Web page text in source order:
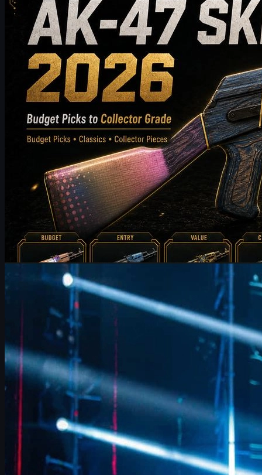
보세요. 합리적인 가격대의 선택부터 하이엔드 컬렉터용 아이
템까지 소개합니다. 이 가이드는 스타일, 가격대, 마모 정도, 시
장 가치, 구매 팁을 비교하여 CS2 플레이어가 자신의 인벤토리
에 가장 잘 맞는 AK-47 스킨을 선택할 수 있도록 도와드립니다.
5월 20, 2026
제작:Michael
카운터 스트라이크 2
FURIA FalleN 인터뷰: CS2 전술 조정과 IEM 쾰른 우승
FURIA의 베테랑 IGL FalleN이 IEM 쾰른 2026에서 밝힌 전술 조
정, Overpass 개선, 9z 분석, 은퇴를 앞둔 마지막 도전, 그리고
CS2 스킨 문화까지 깊이 있게 정리했습니다.
6월 17, 2026